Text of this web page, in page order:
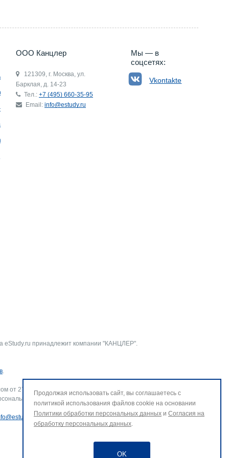
ООО Канцлер
121309, г. Москва, ул.
Барклая, д. 14-23
Тел.: +7 (495) 660-35-95
Email: info@estudy.ru
Мы — в
соцсетях:
Vkontakte
eStudy.ru принадлежит компании "КАНЦЛЕР".
.
от 27.07.2006 г. № 152-ФЗ «О персональных данных».
данных и использование файлов cookie. В случае
.
Продолжая использовать сайт, вы соглашаетесь с
политикой использования файлов cookie на основании
Политики обработки персональных данных и Согласия на
обработку персональных данных.
OK